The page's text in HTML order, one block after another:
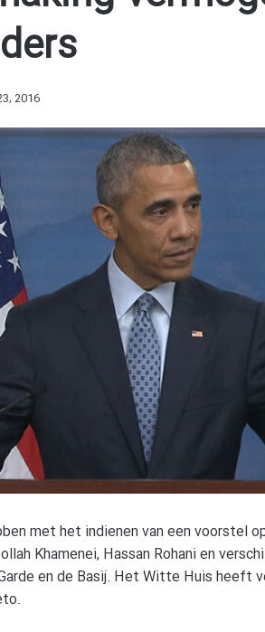
2016
met het indienen van een voorstel
Khamenei, Hassan Rohani en
en de Basij. Het Witte Huis heeft